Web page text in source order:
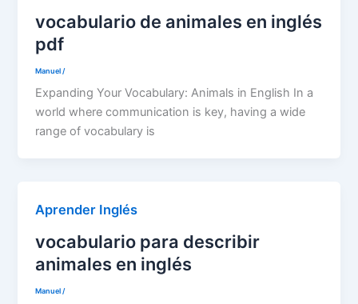
vocabulario de animales en inglés
pdf
Manuel/
Expanding Your Vocabulary: Animals in English In a
world where communication is key, having a wide
range of vocabulary is
Aprender Inglés
vocabulario para describir
animales en inglés
Manuel/